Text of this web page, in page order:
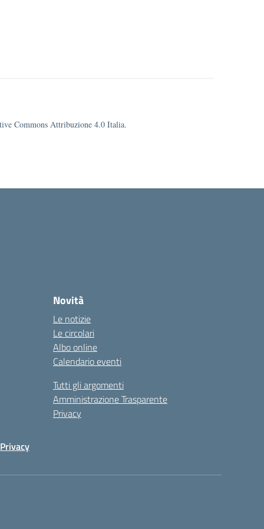
Commons Attribuzione 4.0 Italia.
Novità
Le notizie
Le circolari
Albo online
Calendario eventi
Tutti gli argomenti
Amministrazione Trasparente
Privacy
Privacy